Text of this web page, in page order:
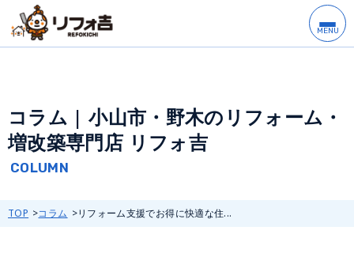
コラム | 小山市・野木のリフォーム・
増改築専門店 リフォ吉
TOP コラム リフォーム支援でお得に快適な住...